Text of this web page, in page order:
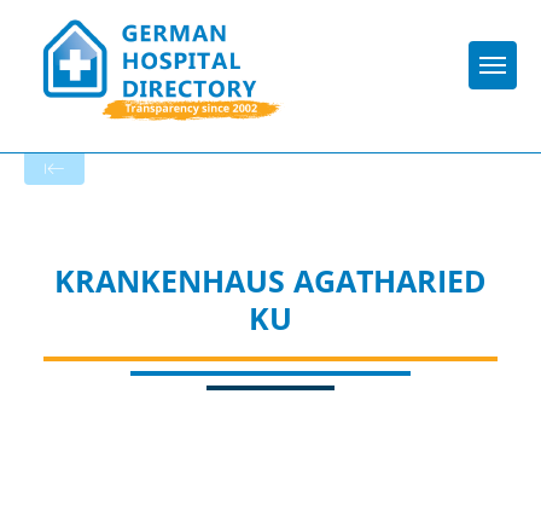
KRANKENHAUS AGATHARIED
KU